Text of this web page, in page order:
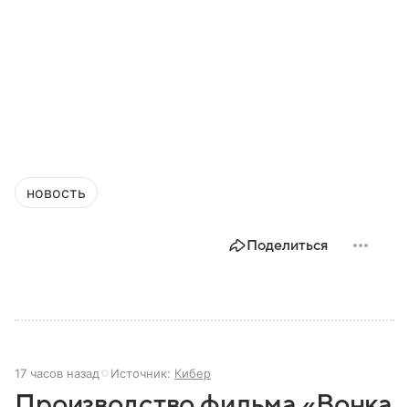
новость
Поделиться
17 часов назад Источник: Кибер